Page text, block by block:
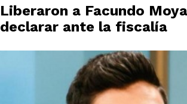
Liberaron a Facundo
declarar ante la fiscalía